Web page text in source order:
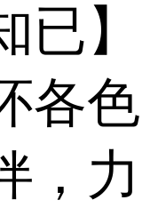
已】
各色
，力